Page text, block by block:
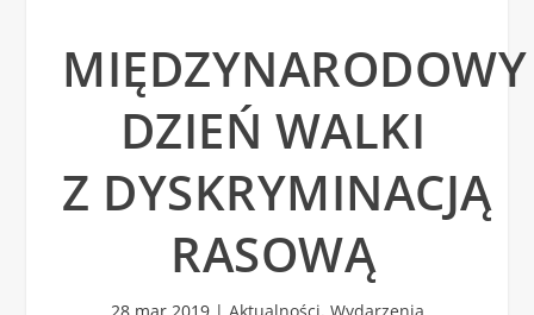
MIĘDZYNARODOWY
DZIEŃ WALKI
Z DYSKRYMINACJĄ
RASOWĄ